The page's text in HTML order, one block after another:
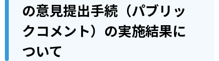
の意見提出手続（パブリッ
クコメント）の実施結果に
ついて